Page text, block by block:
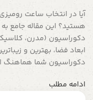
آیا در انتخاب ساعت
هستید؟ این مقاله جامع
دکوراسیون (مدرن،
ابعاد فضا، بهترین و
دکوراسیون شما هماهنگ
ادامه مطلب